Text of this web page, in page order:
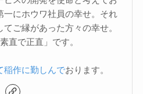
一にホウワ社員の幸せ。それ
ご縁があった方々の幸せ。
直で正直」です。
稲作に勤しんでおります。